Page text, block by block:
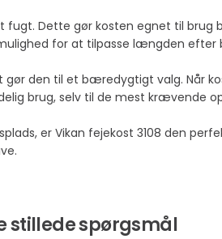
Dette gør kosten egnet til brug
for at tilpasse længden efter
den til et bæredygtigt valg. Når
brug, selv til de mest krævende
er Vikan fejekost 3108 den
stillede spørgsmål